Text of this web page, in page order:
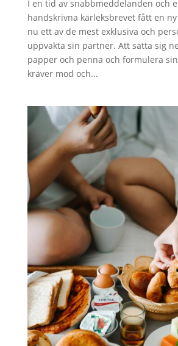
I en tid av snabbmeddelanden och
handskrivna kärleksbrevet fått en
nu ett av de mest exklusiva och
uppvakta sin partner. Att sätta sig
papper och penna och formulera
kräver mod och...